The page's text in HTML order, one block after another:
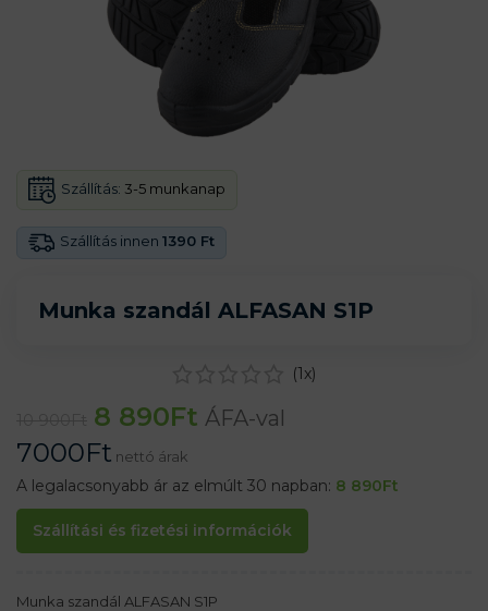
Munka szandál ALFASAN S1P
Szállítás innen 1390 Ft
Szállítás: 3-5 munkanap
(1x)
8 890Ft ÁFA-val
7000Ft nettó árak
A legalacsonyabb ár az elmúlt 30 napban: 8 890Ft
Szállítási és fizetési információk
Munka szandál ALFASAN S1P